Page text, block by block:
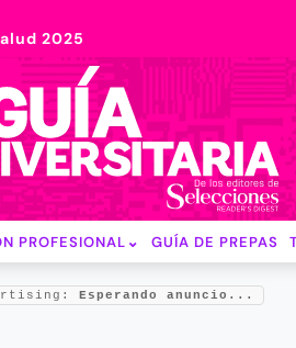
2025
PROFESIONAL GUÍA DE PREPAS
Esperando anuncio...